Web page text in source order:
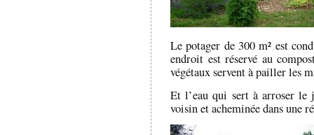
Le potager de 300 m² est
endroit est réservé au
végétaux servent à pailler les
Et l’eau qui sert à arroser le
voisin et acheminée dans une